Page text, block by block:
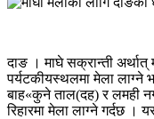
दाङ । माघे सक्रान्ती अर्थात्
पर्यटकीयस्थलमा मेला लाग्ने
बाह«कुने ताल(दह) र लमही
रिहारमा मेला लाग्ने गर्दछ ।